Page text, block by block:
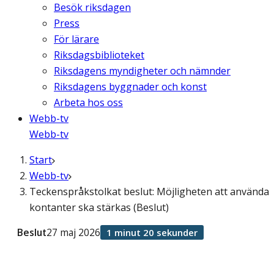
Besök riksdagen
Press
För lärare
Riksdagsbiblioteket
Riksdagens myndigheter och nämnder
Riksdagens byggnader och konst
Arbeta hos oss
Webb-tv
Webb-tv
Start
Webb-tv
Teckenspråkstolkat beslut: Möjligheten att använda
kontanter ska stärkas (Beslut)
Beslut27 maj 2026 1 minut 20 sekunder